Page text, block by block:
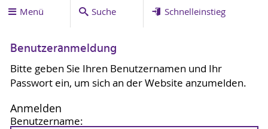
Menü Suche Schnelleinstieg
Benutzeranmeldung
Bitte geben Sie Ihren Benutzernamen und Ihr
Passwort ein, um sich an der Website anzumelden.
Anmelden
Benutzername: